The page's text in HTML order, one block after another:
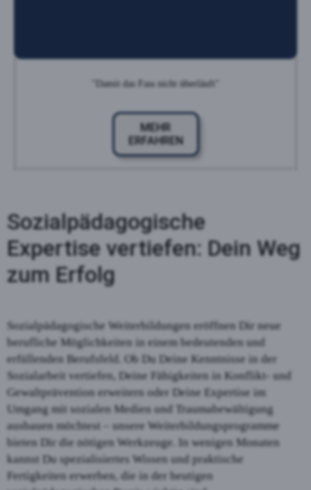
"Damit das Fass nicht überläuft"
MEHR
ERFAHREN
Sozialpädagogische
Expertise vertiefen: Dein Weg
zum Erfolg
Sozialpädagogische Weiterbildungen eröffnen Dir neue
berufliche Möglichkeiten in einem bedeutenden und
erfüllenden Berufsfeld. Ob Du Deine Kenntnisse in der
Sozialarbeit vertiefen, Deine Fähigkeiten in Konflikt- und
Gewaltprävention erweitern oder Deine Expertise im
Umgang mit sozialen Medien und Traumabewältigung
ausbauen möchtest – unsere Weiterbildungsprogramme
bieten Dir die nötigen Werkzeuge. In wenigen Monaten
kannst Du spezialisiertes Wissen und praktische
Fertigkeiten erwerben, die in der heutigen